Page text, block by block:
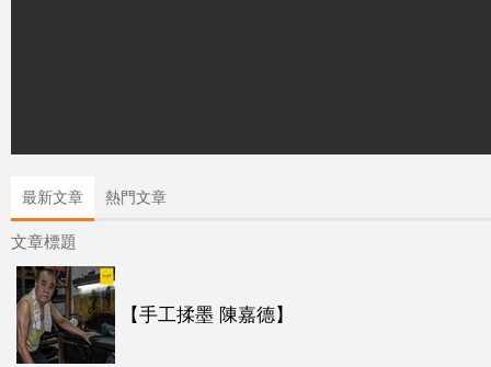
最新文章 熱門文章
文章標題
【手工揉墨 陳嘉德】